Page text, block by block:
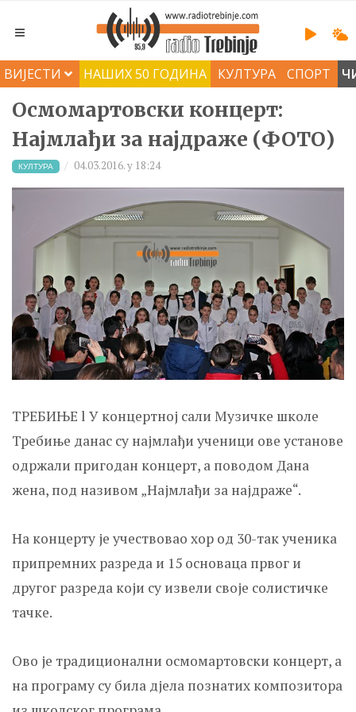
ВИЈЕСТИ НАШИХ 50 ГОДИНА КУЛТУРА СПОРТ
Осмомартовски концерт:
Најмлађи за најдраже (ФОТО)
КУЛТУРА 04.03.2016. у 18:24
ТРЕБИЊЕ l У концертној сали Музичке школе
Требиње данас су најмлађи ученици ове установе
одржали пригодан концерт, а поводом Дана
жена, под називом „Најмлађи за најдраже“.
На концерту је учествовао хор од 30-так ученика
припремних разреда и 15 основаца првог и
другог разреда који су извели своје солистичке
тачке.
Ово је традиционални осмомартовски концерт, а
на програму су била дјела познатих композитора